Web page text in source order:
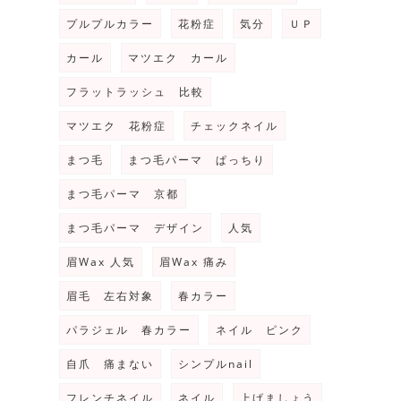
プルプルカラー 花粉症 気分 ＵＰ
カール マツエク カール
フラットラッシュ 比較
マツエク 花粉症 チェックネイル
まつ毛 まつ毛パーマ ぱっちり
まつ毛パーマ 京都
まつ毛パーマ デザイン 人気
眉Wax 人気 眉Wax 痛み
眉毛 左右対象 春カラー
パラジェル 春カラー ネイル ピンク
自爪 痛まない シンプルnail
フレンチネイル ネイル 上げましょう